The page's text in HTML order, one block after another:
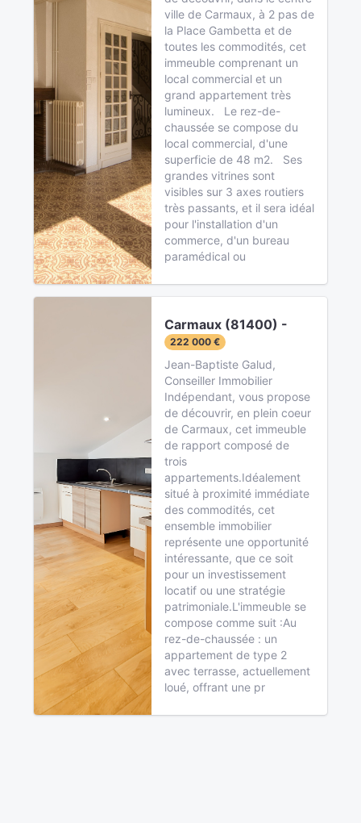
ville de Carmaux, à 2 pas de
la Place Gambetta et de
toutes les commodités, cet
immeuble comprenant un
local commercial et un
grand appartement très
lumineux. Le rez-de-
chaussée se compose du
local commercial, d'une
superficie de 48 m2. Ses
grandes vitrines sont
visibles sur 3 axes routiers
très passants, et il sera idéal
pour l'installation d'un
commerce, d'un bureau
paramédical ou
Carmaux (81400) -
222 000 €
Jean-Baptiste Galud,
Conseiller Immobilier
Indépendant, vous propose
de découvrir, en plein coeur
de Carmaux, cet immeuble
de rapport composé de
trois
appartements.Idéalement
situé à proximité immédiate
des commodités, cet
ensemble immobilier
représente une opportunité
intéressante, que ce soit
pour un investissement
locatif ou une stratégie
patrimoniale.L'immeuble se
compose comme suit :Au
rez-de-chaussée : un
appartement de type 2
avec terrasse, actuellement
loué, offrant une pr